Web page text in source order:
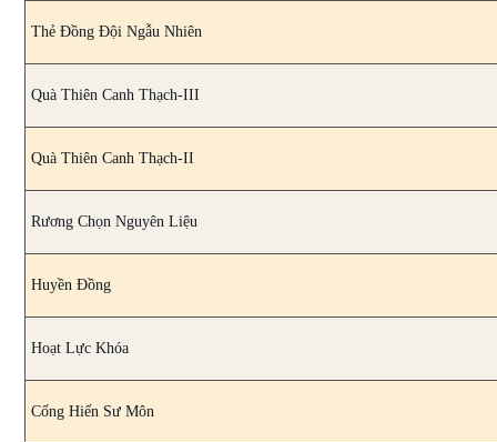
Thẻ Đồng Đội Ngẫu Nhiên
Quà Thiên Canh Thạch-III
Quà Thiên Canh Thạch-II
Rương Chọn Nguyên Liệu
Huyền Đồng
Hoạt Lực Khóa
Cống Hiến Sư Môn